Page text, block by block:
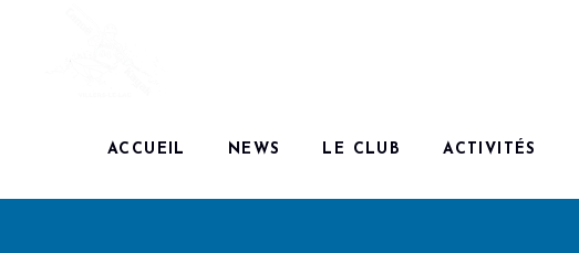
ACCUEIL NEWS LE CLUB ACTIVITÉS